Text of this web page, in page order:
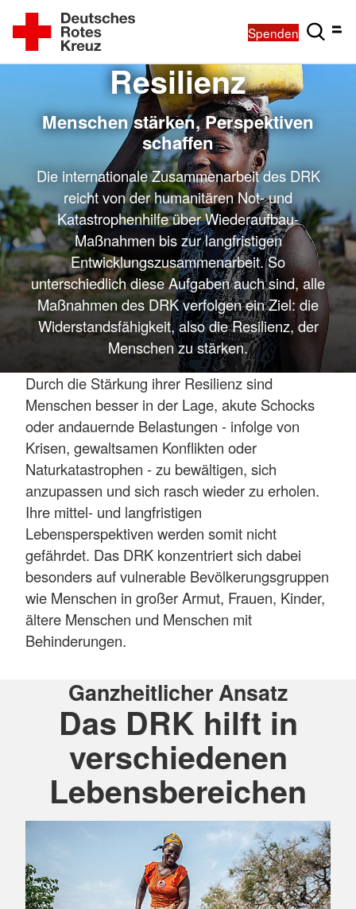
Spenden
Resilienz
Menschen stärken, Perspektiven
schaffen
Die internationale Zusammenarbeit des DRK
reicht von der humanitären Not- und
Katastrophenhilfe über Wiederaufbau-
Maßnahmen bis zur langfristigen
Entwicklungszusammenarbeit. So
unterschiedlich diese Aufgaben auch sind, alle
Maßnahmen des DRK verfolgen ein Ziel: die
Widerstandsfähigkeit, also die Resilienz, der
Menschen zu stärken.
Durch die Stärkung ihrer Resilienz sind
Menschen besser in der Lage, akute Schocks
oder andauernde Belastungen - infolge von
Krisen, gewaltsamen Konflikten oder
Naturkatastrophen - zu bewältigen, sich
anzupassen und sich rasch wieder zu erholen.
Ihre mittel- und langfristigen
Lebensperspektiven werden somit nicht
gefährdet. Das DRK konzentriert sich dabei
besonders auf vulnerable Bevölkerungsgruppen
wie Menschen in großer Armut, Frauen, Kinder,
ältere Menschen und Menschen mit
Behinderungen.
Ganzheitlicher Ansatz
Das DRK hilft in
verschiedenen
Lebensbereichen